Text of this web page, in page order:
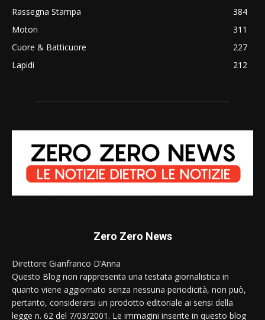
Rassegna Stampa
384
Motori
311
Cuore & Batticuore
227
Lapidi
212
Zero Zero News
Direttore Gianfranco D’Anna
Questo Blog non rappresenta una testata giornalistica in
quanto viene aggiornato senza nessuna periodicità, non può,
pertanto, considerarsi un prodotto editoriale ai sensi della
legge n. 62 del 7/03/2001. Le immagini inserite in questo blog